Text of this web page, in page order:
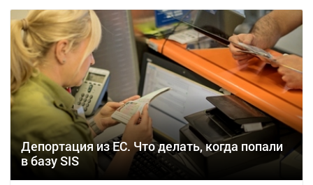
Депортация из ЕС. Что делать, когда попали
в базу SIS